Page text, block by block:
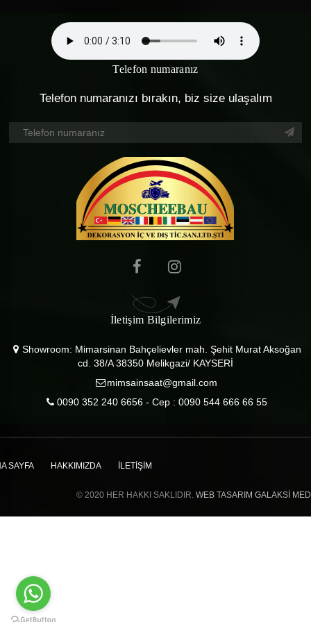
Telefon numaranız
Telefon numaranızı bırakın, biz size ulaşalım
İletişim Bilgilerimiz
Showroom: Mimarsinan Bahçelievler mah. Şehit Murat Aksoğan
cd. 38/A 38350 Melikgazi/ KAYSERİ
mimsainsaat@gmail.com
0090 352 240 6656 - Cep : 0090 544 666 66 55
SAYFA HAKKIMIZDA İLETIŞIM
© 2020 HER HAKKI SAKLIDIR. WEB TASARIM GALAKSI